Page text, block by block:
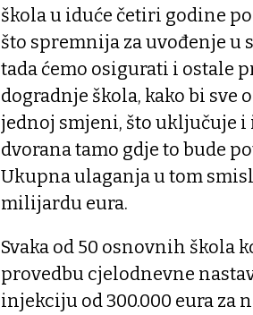
škola u iduće četiri godine
što spremnija za uvođenje u
tada ćemo osigurati i ostale
dogradnje škola, kako bi sve
jednoj smjeni, što uključuje
dvorana tamo gdje to bude
Ukupna ulaganja u tom
milijardu eura.
Svaka od 50 osnovnih škola
provedbu cjelodnevne
injekciju od 300.000 eura za